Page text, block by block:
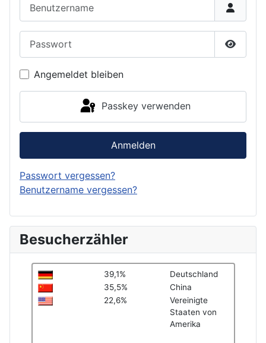
Angemeldet bleiben
Passkey verwenden
Anmelden
Passwort vergessen?
Benutzername vergessen?
Besucherzähler
39,1%
Deutschland
35,5%
China
22,6%
Vereinigte
Staaten von
Amerika